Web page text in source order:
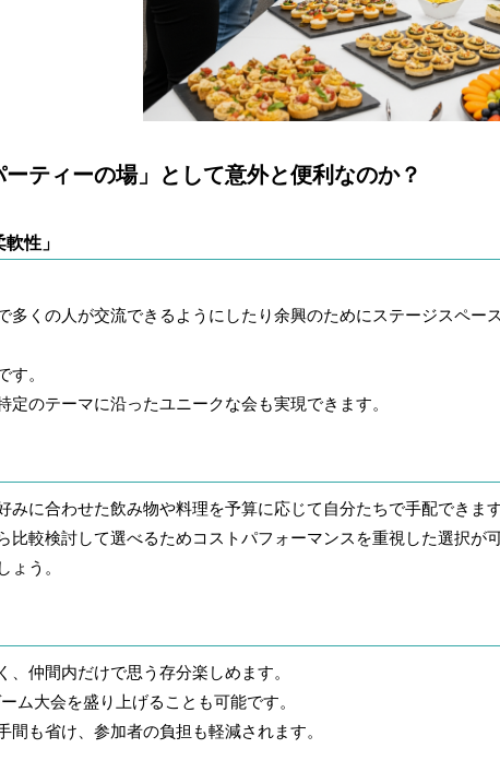
ティーの場」として意外と便利なのか？
性」
くの人が交流できるようにしたり余興のためにステージスペー
す。
のテーマに沿ったユニークな会も実現できます。
に合わせた飲み物や料理を予算に応じて自分たちで手配できます
較検討して選べるためコストパフォーマンスを重視した選択が可
う。
仲間内だけで思う存分楽しめます。
ム大会を盛り上げることも可能です。
も省け、参加者の負担も軽減されます。